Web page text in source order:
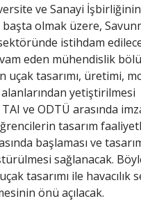
ve Sanayi İşbirliğinin
olmak üzere,
sektöründe istihdam
eden mühendislik
uçak tasarımı, üretimi,
yetiştirilmesi
ve ODTÜ arasında
tasarım
başlaması ve
sağlanacak.
tasarımı ile havacılık
önü açılacak.